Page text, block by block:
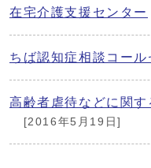
在宅介護支援センター
ちば認知症相談コール
高齢者虐待などに関す
[2016年5月19日]